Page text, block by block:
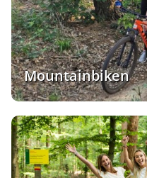
Mountainbiken